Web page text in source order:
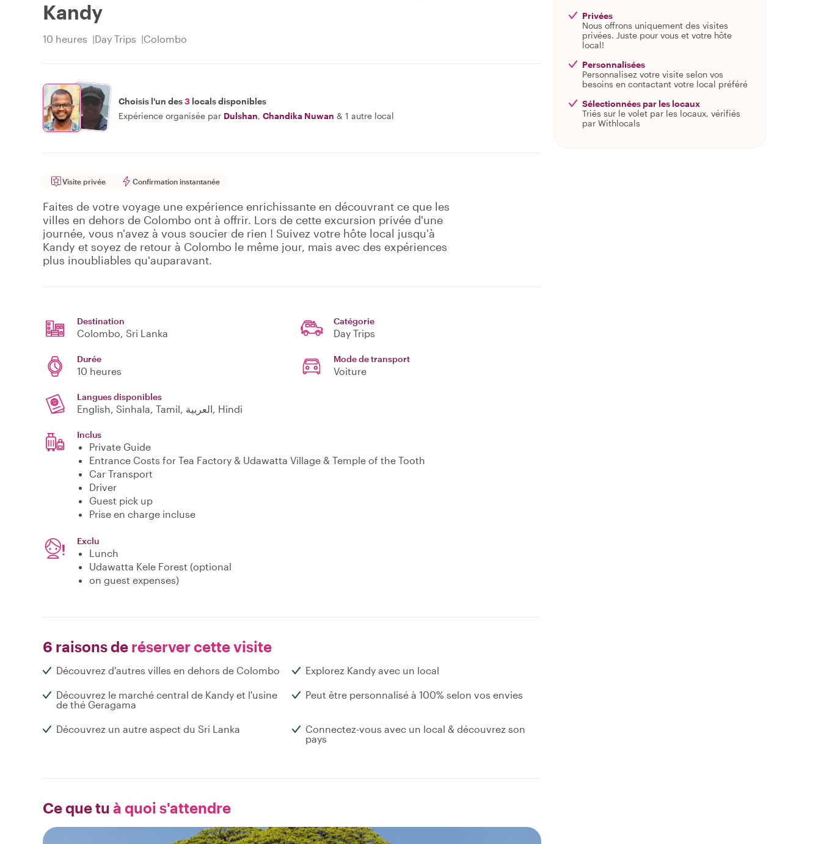
Kandy
10 heures Day Trips Colombo
Choisis l'un des3 locals disponibles
Expérience organisée par Dulshan, Chandika Nuwan & 1 autre local
Visite privée Confirmation instantanée
Faites de votre voyage une expérience enrichissante en découvrant ce que les
villes en dehors de Colombo ont à offrir. Lors de cette excursion privée d'une
journée, vous n'avez à vous soucier de rien ! Suivez votre hôte local jusqu'à
Kandy et soyez de retour à Colombo le même jour, mais avec des expériences
plus inoubliables qu'auparavant.
Destination
Colombo, Sri Lanka
Catégorie
Day Trips
Durée
10 heures
Mode de transport
Voiture
Langues disponibles
English, Sinhala, Tamil, العربية, Hindi
Inclus
Private Guide
Entrance Costs for Tea Factory & Udawatta Village & Temple of the Tooth
Car Transport
Driver
Guest pick up
Prise en charge incluse
Exclu
Lunch
Udawatta Kele Forest (optional
on guest expenses)
6 raisons de réserver cette visite
Découvrez d'autres villes en dehors de Colombo Explorez Kandy avec un local
Découvrez le marché central de Kandy et l'usine
de thé Geragama
Peut être personnalisé à 100% selon vos envies
Découvrez un autre aspect du Sri Lanka
Connectez-vous avec un local & découvrez son
pays
Ce que tu à quoi s'attendre
Privées
Nous offrons uniquement des visites
privées. Juste pour vous et votre hôte
local!
Personnalisées
Personnalisez votre visite selon vos
besoins en contactant votre local préféré
Sélectionnées par les locaux
Triés sur le volet par les locaux, vérifiés
par Withlocals